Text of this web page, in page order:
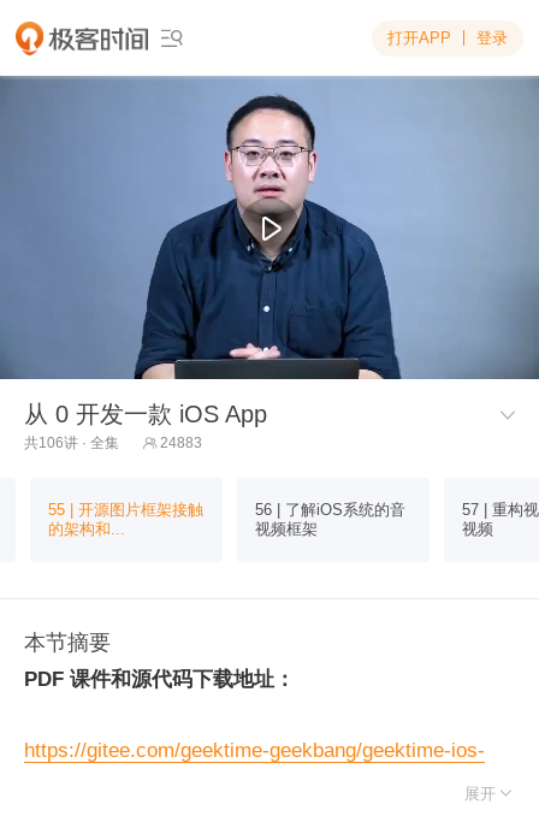
 打开APP 登录
从 0 开发一款 iOS App 
共106讲 · 全集  24883
55 | 开源图片框架接触
的架构和...
56 | 了解iOS系统的音
视频框架
57 | 重构
视频
本节摘要
PDF 课件和源代码下载地址：
https://gitee.com/geektime-geekbang/geektime-ios-
展开 